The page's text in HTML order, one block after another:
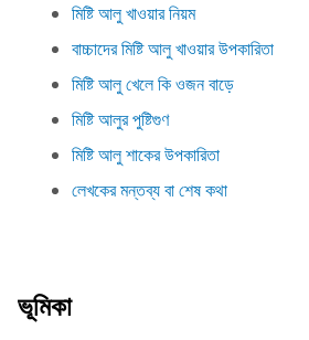
মিষ্টি আলু খাওয়ার নিয়ম
বাচ্চাদের মিষ্টি আলু খাওয়ার উপকারিতা
মিষ্টি আলু খেলে কি ওজন বাড়ে
মিষ্টি আলুর পুষ্টিগুণ
মিষ্টি আলু শাকের উপকারিতা
লেখকের মন্তব্য বা শেষ কথা
ভূমিকা